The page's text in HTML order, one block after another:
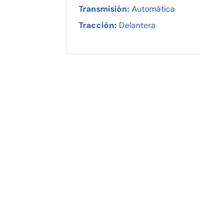
Transmisión: Automática
Tracción: Delantera